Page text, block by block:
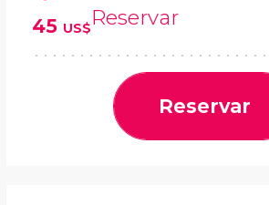
45 US$Reservar
Reservar